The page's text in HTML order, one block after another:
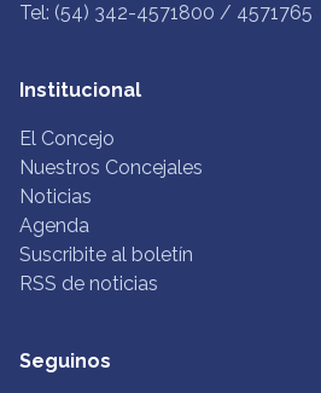
Tel: (54) 342-4571800 / 4571765
Institucional
El Concejo
Nuestros Concejales
Noticias
Agenda
Suscribite al boletín
RSS de noticias
Seguinos